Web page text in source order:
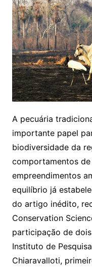
A pecuária
importante papel
biodiversidade da
comportamentos
empreendimentos
equilíbrio já
do artigo inédito,
Conservation
participação de
Instituto de
Chiaravalloti,